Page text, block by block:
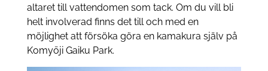
altaret till vattendomen som tack. Om du vill bli
helt involverad finns det till och med en
möjlighet att försöka göra en kamakura själv på
Komyōji Gaiku Park.